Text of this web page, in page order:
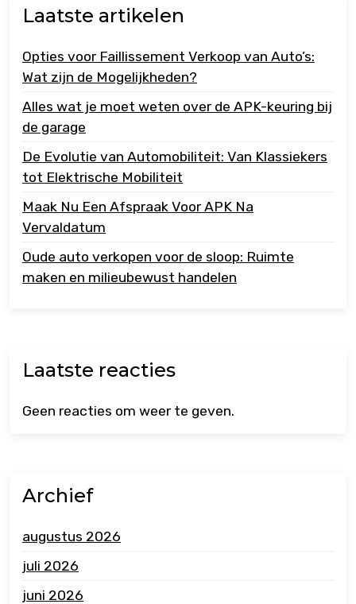
Laatste artikelen
Opties voor Faillissement Verkoop van Auto’s:
Wat zijn de Mogelijkheden?
Alles wat je moet weten over de APK-keuring bij
de garage
De Evolutie van Automobiliteit: Van Klassiekers
tot Elektrische Mobiliteit
Maak Nu Een Afspraak Voor APK Na
Vervaldatum
Oude auto verkopen voor de sloop: Ruimte
maken en milieubewust handelen
Laatste reacties
Geen reacties om weer te geven.
Archief
augustus 2026
juli 2026
juni 2026